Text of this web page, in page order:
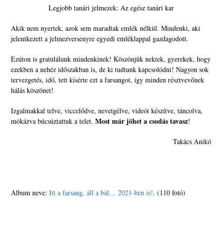
Legjobb tanári jelmezek: Az egész tanári kar
Akik nem nyertek, azok sem maradtak emlék nélkül. Mindenki, aki
jelentkezett a jelmezversenyre egyedi emléklappal gazdagodott.
Ezúton is gratulálunk mindenkinek! Köszönjük nektek, gyerekek, hogy
ezekben a nehéz időszakban is, de ki tudtunk kapcsolódni! Nagyon sok
tervezgetés, idő, tett kísérte ezt a farsangot, így minden résztvevőnek
hálás köszönet!
Izgalmakkal telve, viccelődve, nevetgélve, videót készítve, táncolva,
mókázva búcsúztattuk a telet.Most már jöhet a csodás tavasz!
Takács Anikó
Album neve:Itt a farsang, áll a bál… 2021-ben is!. (110 fotó)